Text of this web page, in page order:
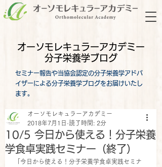
オーソモレキュラーアカデミー
分子栄養学ブログ
セミナー報告や当協会認定の分子栄養学アドバ
イザーによる分子栄養学ブログをお届けいたし
ます。
10/5 今日から使える！分子栄養
学食卓実践セミナー（終了）
オーソモレキュラーアカデミー
2018年7月1日 読了時間: 2分
「今日から使える！分子栄養学食卓実践セミナ